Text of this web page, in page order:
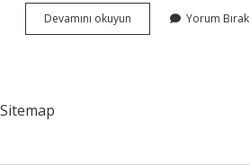
Devamını okuyun
Türkleri
Yorum Bırak
Sitemap